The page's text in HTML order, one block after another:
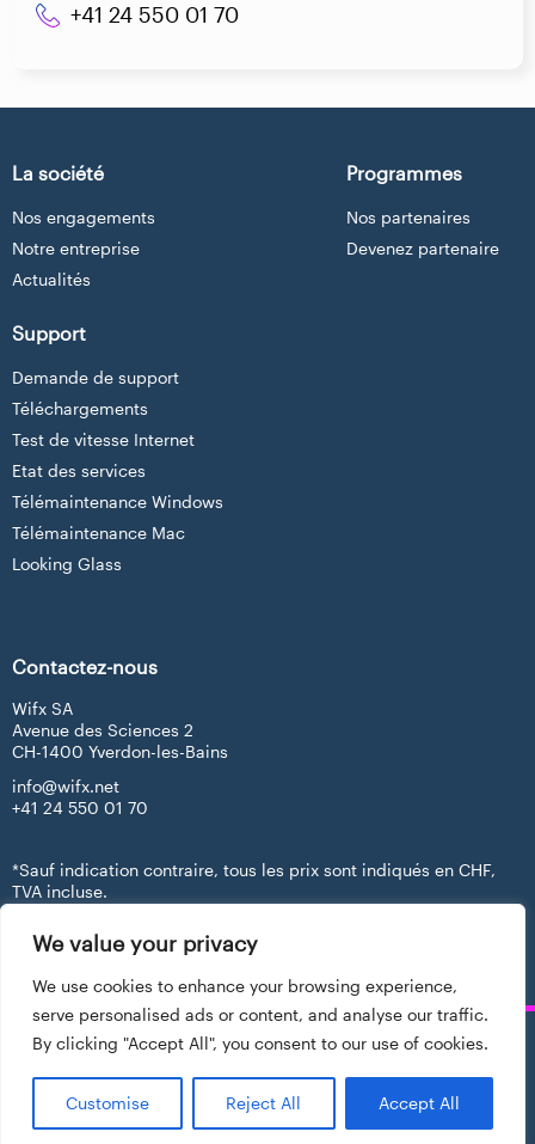
We value your privacy
We use cookies to enhance your browsing experience,
serve personalised ads or content, and analyse our traffic.
By clicking "Accept All", you consent to our use of cookies.
Customise Reject All Accept All
+41 24 550 01 70
La société
Nos engagements
Notre entreprise
Actualités
Programmes
Nos partenaires
Devenez partenaire
Support
Demande de support
Téléchargements
Test de vitesse Internet
Etat des services
Télémaintenance Windows
Télémaintenance Mac
Looking Glass
Contactez-nous
Wifx SA
Avenue des Sciences 2
CH-1400 Yverdon-les-Bains
info@wifx.net
+41 24 550 01 70
*Sauf indication contraire, tous les prix sont indiqués en CHF,
TVA incluse.
Wifx SA Copyright © 2021. Tous droits réservés.
Made with ♥ by
Hawaii Interactive
Conditions générales de vente
Déclaration de protection des données